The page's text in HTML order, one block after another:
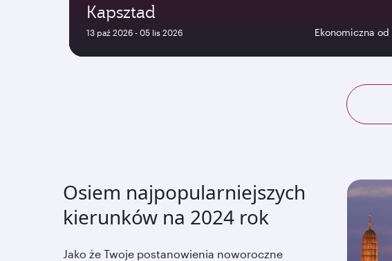
Kapsztad
13 paź 2026 - 05 lis 2026 Ekonomiczna od
Osiem najpopularniejszych
kierunków na 2024 rok
Jako że Twoje postanowienia noworoczne